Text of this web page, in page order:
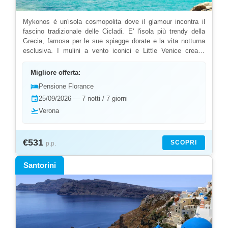
Mykonos è un'isola cosmopolita dove il glamour incontra il
fascino tradizionale delle Cicladi. E' l'isola più trendy della
Grecia, famosa per le sue spiagge dorate e la vita notturna
esclusiva. I mulini a vento iconici e Little Venice creano
gourmet attirano un pubblico internazionale. Le boutique di
delle nostre offerte e last minute per vivere il meglio
dell'estate greca. L'isola ospita il moderno Museo d'Arte
Contemporanea . La Paraportiani rappresenta un capolavoro
gioielli contemporanei. Il Ftelia Beach Club attira artisti
internazionali. La tradizione gastronomica si rinnova nei
ristoranti stellati. Scegliendo Yalla Yalla potrai vivere tutte
queste esclusive esperienze isolane.
Migliore offerta:
hotelPensione Florance
event25/09/2026 — 7 notti / 7 giorni
flight_takeoffVerona
€531 p.p. SCOPRI
Santorini